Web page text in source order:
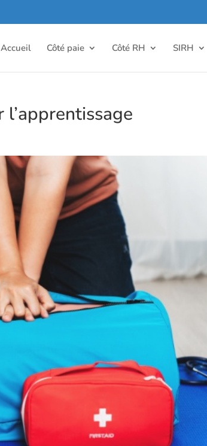
Accueil Côté paie Côté RH SIRH